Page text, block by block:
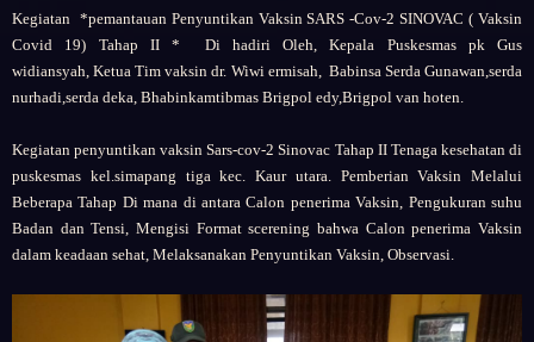
Kegiatan *pemantauan Penyuntikan Vaksin SARS -Cov-2 SINOVAC ( Vaksin
Covid 19) Tahap II *
Di hadiri Oleh,Kepala Puskesmas pk Gus
widiansyah, Ketua Tim vaksin dr. Wiwi ermisah,
Babinsa Serda Gunawan,serda
nurhadi,serda deka, Bhabinkamtibmas Brigpol edy,Brigpol van hoten.
Kegiatan penyuntikan vaksin Sars-cov-2 Sinovac Tahap II Tenaga kesehatan di
puskesmas kel.simapang tiga kec. Kaur utara. Pemberian Vaksin Melalui
Beberapa Tahap Di mana di antara Calon penerima Vaksin, Pengukuran suhu
Badan dan Tensi, Mengisi Format scerening bahwa Calon penerima Vaksin
dalam keadaan sehat, Melaksanakan Penyuntikan Vaksin, Observasi.